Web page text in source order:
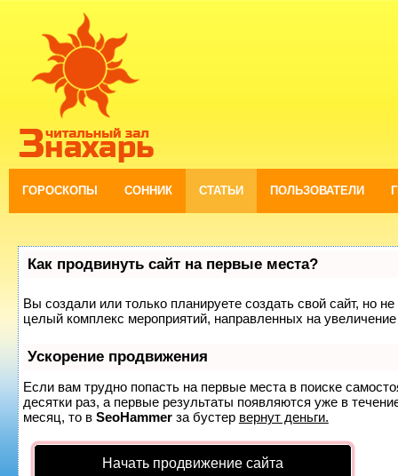
ГОРОСКОПЫ СОННИК СТАТЬИ ПОЛЬЗОВАТЕЛИ
Как продвинуть сайт на первые места?
Вы создали или только планируете создать свой сайт, но
целый комплекс мероприятий, направленных на
Ускорение продвижения
Если вам трудно попасть на первые места в поиске
десятки раз, а первые результаты появляются уже в
месяц, то в SeoHammerза бустер вернут деньги.
Начать продвижение сайта